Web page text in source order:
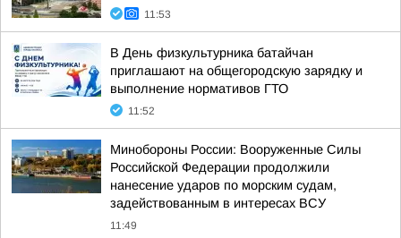
11:53
В День физкультурника батайчан
приглашают на общегородскую зарядку и
выполнение нормативов ГТО
11:52
Минобороны России: Вооруженные Силы
Российской Федерации продолжили
нанесение ударов по морским судам,
задействованным в интересах ВСУ
11:49